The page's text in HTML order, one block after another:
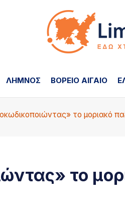
ΛΗΜΝΟΣ ΒΟΡΕΙΟ ΑΙΓΑΙΟ
το μοριακό
το